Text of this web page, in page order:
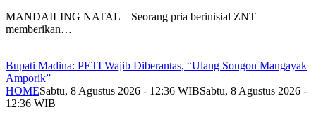
MANDAILING NATAL – Seorang pria berinisial ZNT
memberikan…
Bupati Madina: PETI Wajib Diberantas, “Ulang Songon Mangayak
Amporik”
HOMESabtu, 8 Agustus 2026 - 12:36 WIBSabtu, 8 Agustus 2026 -
12:36 WIB